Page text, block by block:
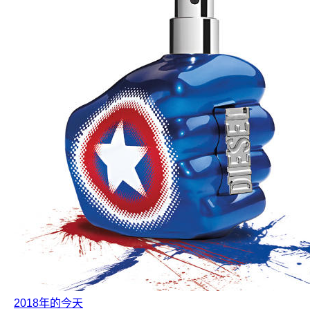
2018年的今天